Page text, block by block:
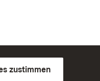
zustimmen